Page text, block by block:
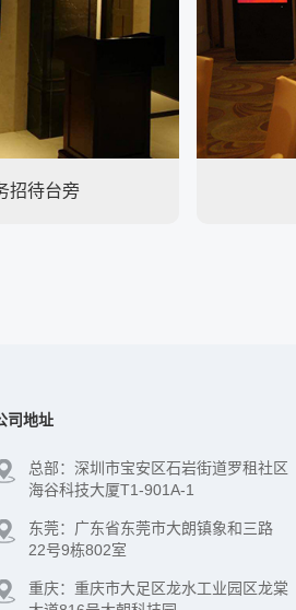
招待台旁
司地址
总部：深圳市宝安区石岩街道罗租社区
海谷科技大厦T1-901A-1
东莞：广东省东莞市大朗镇象和三路
22号9栋802室
重庆：重庆市大足区龙水工业园区龙棠